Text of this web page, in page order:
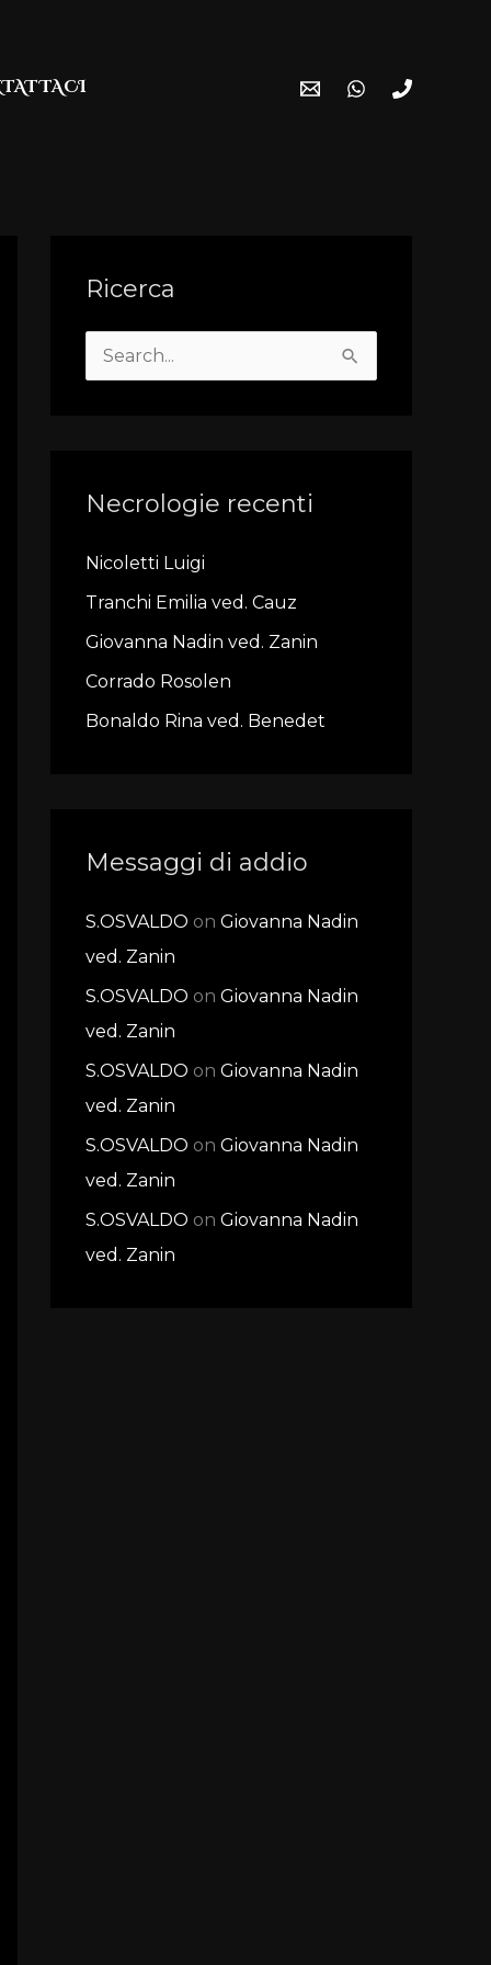
Ricerca
c
f
o
r
:
Necrologie recenti
Nicoletti Luigi
Tranchi Emilia ved. Cauz
Giovanna Nadin ved. Zanin
Corrado Rosolen
Bonaldo Rina ved. Benedet
Messaggi di addio
S.OSVALDO on Giovanna Nadin
ved. Zanin
S.OSVALDO on Giovanna Nadin
ved. Zanin
S.OSVALDO on Giovanna Nadin
ved. Zanin
S.OSVALDO on Giovanna Nadin
ved. Zanin
S.OSVALDO on Giovanna Nadin
ved. Zanin